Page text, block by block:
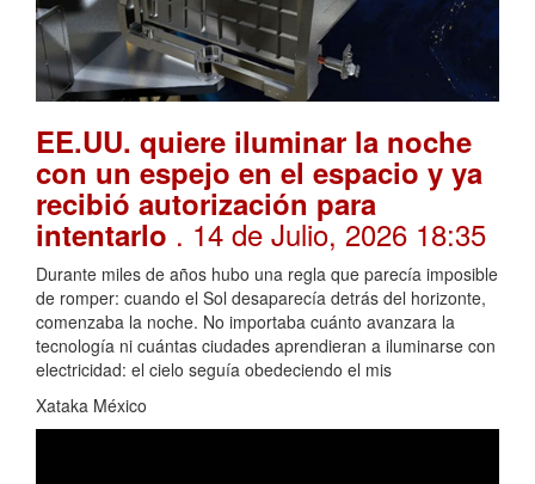
EE.UU. quiere iluminar la noche
con un espejo en el espacio y ya
recibió autorización para
intentarlo . 14 de Julio, 2026 18:35
Durante miles de años hubo una regla que parecía imposible
de romper: cuando el Sol desaparecía detrás del horizonte,
comenzaba la noche. No importaba cuánto avanzara la
tecnología ni cuántas ciudades aprendieran a iluminarse con
electricidad: el cielo seguía obedeciendo el mis
Xataka México